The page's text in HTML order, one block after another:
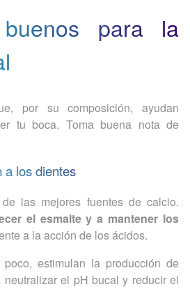
buenos para la
por su composición, ayudan
tu boca. Toma buena nota de
a los dientes
las mejores fuentes de calcio.
el esmalte y a mantener los
a la acción de los ácidos.
estimulan la producción de
el pH bucal y reducir el